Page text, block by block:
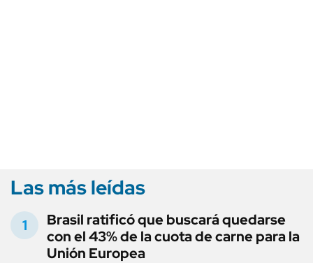
Las más leídas
Brasil ratificó que buscará quedarse
con el 43% de la cuota de carne para la
Unión Europea